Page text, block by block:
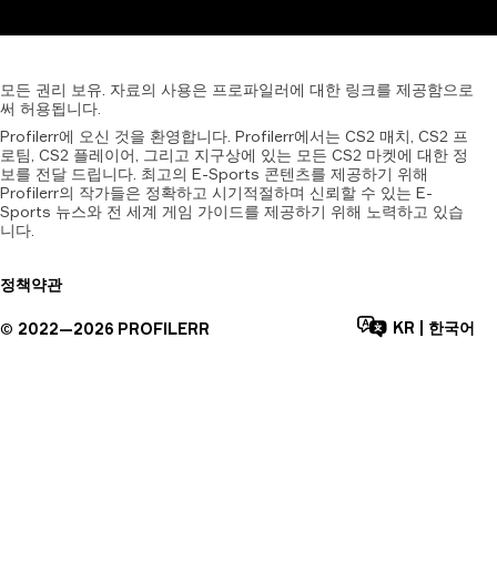
모든 권리 보유. 자료의 사용은 프로파일러에 대한 링크를 제공함으로
써 허용됩니다.
Profilerr에 오신 것을 환영합니다. Profilerr에서는 CS2 매치, CS2 프
로팀, CS2 플레이어, 그리고 지구상에 있는 모든 CS2 마켓에 대한 정
보를 전달 드립니다. 최고의 E-Sports 콘텐츠를 제공하기 위해
Profilerr의 작가들은 정확하고 시기적절하며 신뢰할 수 있는 E-
Sports 뉴스와 전 세계 게임 가이드를 제공하기 위해 노력하고 있습
니다.
정책약관
© 2022—2026 PROFILERR KR 한국어